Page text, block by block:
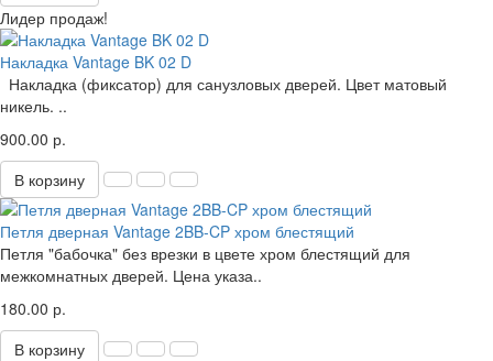
Лидер продаж!
Накладка Vantage BK 02 D
Накладка (фиксатор) для санузловых дверей. Цвет матовый
никель. ..
900.00 р.
В корзину
Петля дверная Vantage 2BB-CP хром блестящий
Петля "бабочка" без врезки в цвете хром блестящий для
межкомнатных дверей. Цена указа..
180.00 р.
В корзину